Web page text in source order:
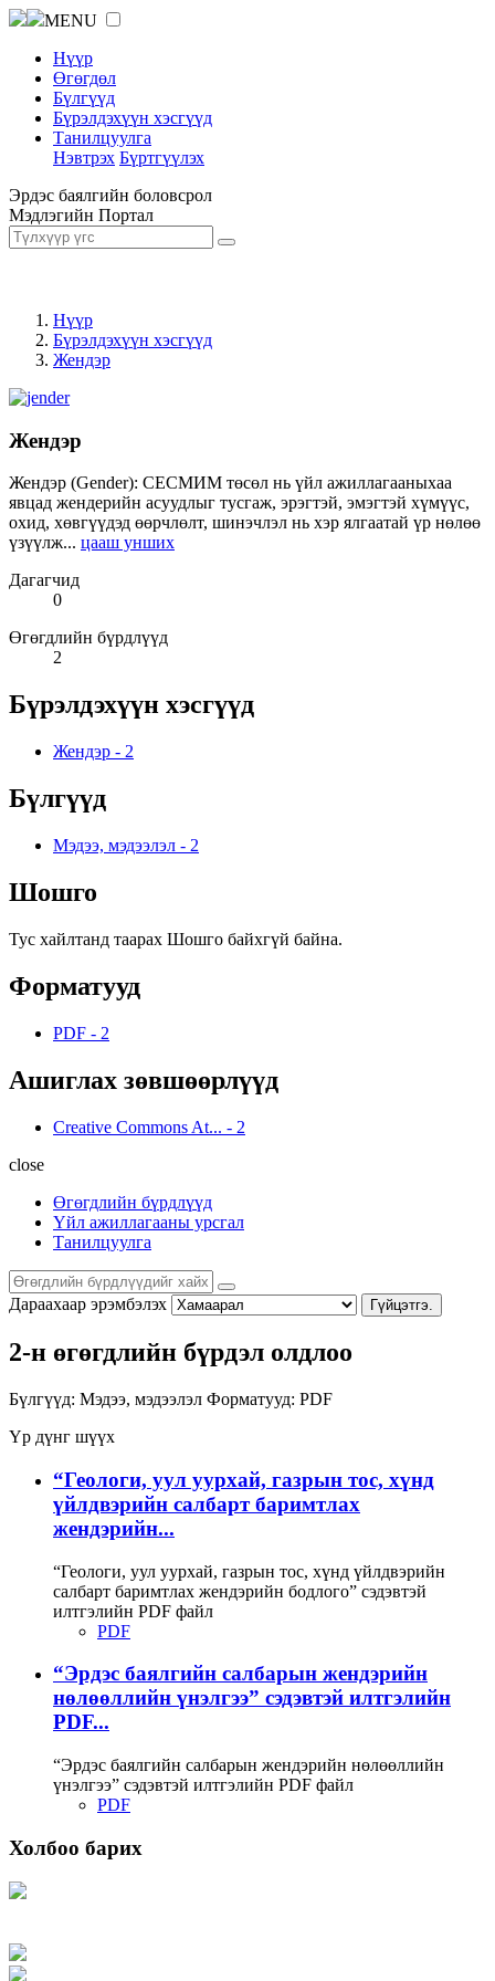
MENU
Нүүр
Өгөгдөл
Бүлгүүд
Бүрэлдэхүүн хэсгүүд
Танилцуулга
Нэвтрэх Бүртгүүлэх
Эрдэс баялгийн боловсрол
Мэдлэгийн Портал
Нүүр
Бүрэлдэхүүн хэсгүүд
Жендэр
Жендэр
Жендэр (Gender): СЕСМИМ төсөл нь үйл ажиллагааныхаа
явцад жендерийн асуудлыг тусгаж, эрэгтэй, эмэгтэй хүмүүс,
охид, хөвгүүдэд өөрчлөлт, шинэчлэл нь хэр ялгаатай үр нөлөө
үзүүлж... цааш унших
Дагагчид
0
Өгөгдлийн бүрдлүүд
2
Бүрэлдэхүүн хэсгүүд
Жендэр - 2
Бүлгүүд
Мэдээ, мэдээлэл - 2
Шошго
Тус хайлтанд таарах Шошго байхгүй байна.
Форматууд
PDF - 2
Ашиглах зөвшөөрлүүд
Creative Commons At... - 2
close
Өгөгдлийн бүрдлүүд
Үйл ажиллагааны урсгал
Танилцуулга
Дараахаар эрэмбэлэх Гүйцэтгэ.
2-н өгөгдлийн бүрдэл олдлоо
Бүлгүүд: Мэдээ, мэдээлэл Форматууд: PDF
Үр дүнг шүүх
“Геологи, уул уурхай, газрын тос, хүнд
үйлдвэрийн салбарт баримтлах
жендэрийн...
“Геологи, уул уурхай, газрын тос, хүнд үйлдвэрийн
салбарт баримтлах жендэрийн бодлого” сэдэвтэй
илтгэлийн PDF файл
PDF
“Эрдэс баялгийн салбарын жендэрийн
нөлөөллийн үнэлгээ” сэдэвтэй илтгэлийн
PDF...
“Эрдэс баялгийн салбарын жендэрийн нөлөөллийн
үнэлгээ” сэдэвтэй илтгэлийн PDF файл
PDF
Холбоо барих